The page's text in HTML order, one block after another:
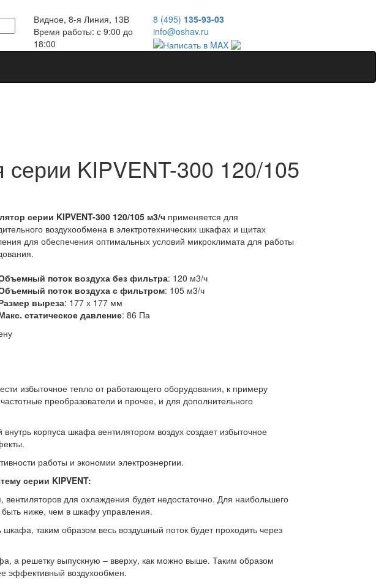
Видное, 8-я Линия, 13В
Время работы: с 9:00 до
18:00
8 (495) 135-93-03
info@oshav.ru
KIPVENT-300 120/105
серии KIPVENT-300 120/105 м3/ч применяется для
воздухообмена в электротехнических шкафах и щитах
для обеспечения оптимальных условий микроклимата для работы
поток воздуха без фильтра: 120 м3/ч
поток воздуха с фильтром: 105 м3/ч
выреза: 177 х 177 мм
статическое давление: 86 Па
избыточное тепло от работающего оборудования, к примеру
преобразователи и прочее, и для дополнительного
корпуса шкафа вентилятором воздух создает избыточное
работы и экономии электроэнергии.
серии KIPVENT:
для охлаждения будет недостаточно. Для наибольшего
ниже, чем в шкафу управления.
таким образом весь воздушный поток будет проходить через
а решетку выпускную – вверху, как можно выше. Таким образом
эффективный воздухообмен.